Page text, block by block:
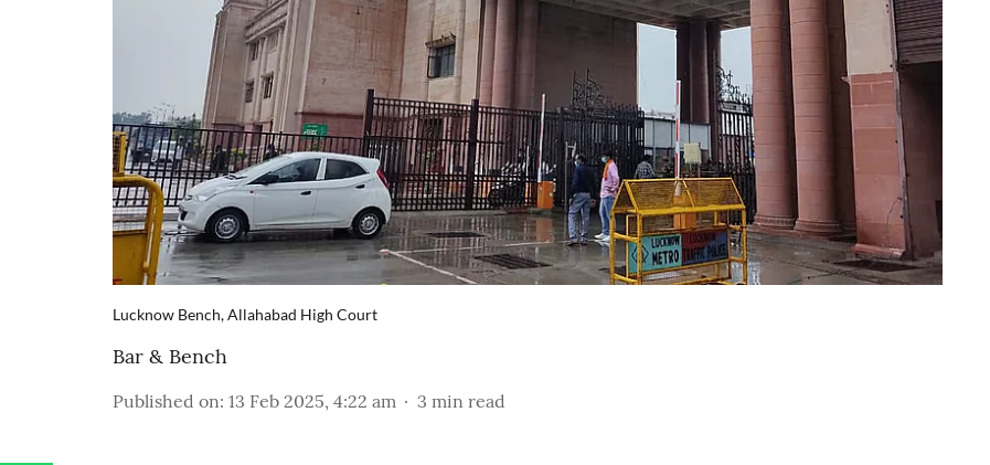
Lucknow Bench, Allahabad High Court
Bar & Bench
Published on: 13 Feb 2025, 4:22 am 3 min read